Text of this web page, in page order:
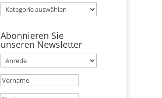
Kategorien
Abonnieren Sie
unseren Newsletter